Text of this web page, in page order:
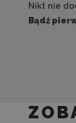
Nikt nie
Bądź